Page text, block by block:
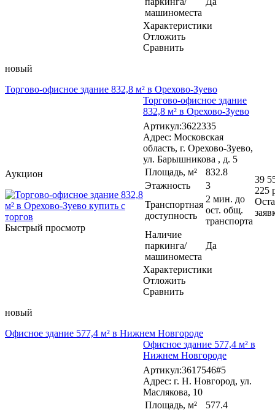
машиноместа
Характеристики
Отложить
Сравнить
новый
Торгово-офисное здание 832,8 м² в Орехово-Зуево
Аукцион
Быстрый просмотр
Торгово-офисное здание
832,8 м² в Орехово-Зуево
Артикул:3622335
Адрес: Московская
область, г. Орехово-Зуево,
ул. Барышникова , д. 5
Площадь, м²
832.8
Этажность
3
Транспортная
доступность
2 мин. до
ост. общ.
транспорта
Наличие
паркинга/
машиноместа
Да
Характеристики
Отложить
Сравнить
39
225
новый
Офисное здание 577,4 м² в Нижнем Новгороде
Офисное здание 577,4 м² в
Нижнем Новгороде
Артикул:3617546#5
Адрес: г. Н. Новгород, ул.
Маслякова, 10
Площадь, м²
577.4